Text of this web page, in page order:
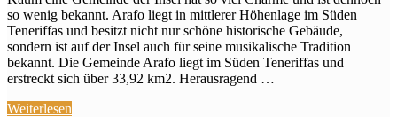
so wenig bekannt. Arafo liegt in mittlerer Höhenlage im Süden
Teneriffas und besitzt nicht nur schöne historische Gebäude,
sondern ist auf der Insel auch für seine musikalische Tradition
bekannt. Die Gemeinde Arafo liegt im Süden Teneriffas und
erstreckt sich über 33,92 km2. Herausragend …
Weiterlesen